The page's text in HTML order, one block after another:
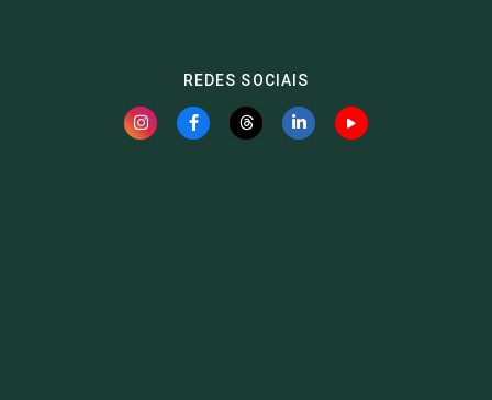
REDES SOCIAIS